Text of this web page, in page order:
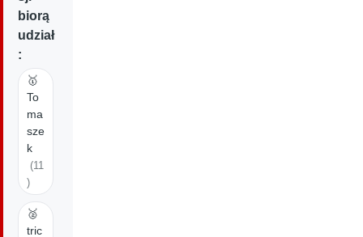
biorą
udział
:
🥇
To
ma
sze
k
(11
)
🥈
tric